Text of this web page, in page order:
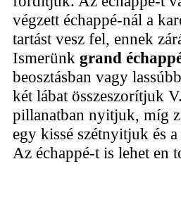
végzett échappé-nál a
tartást vesz fel, ennek
Ismerünk grand
beosztásban vagy
két lábat összeszorítjuk
pillanatban nyitjuk, míg
egy kissé szétnyitjuk és
Az échappé-t is lehet en